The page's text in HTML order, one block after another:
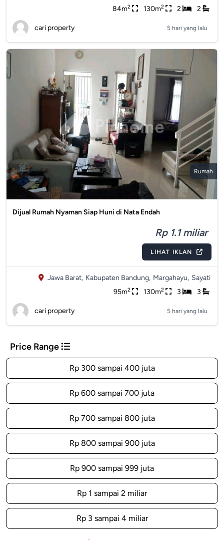
84m2 130m2 2 2
cari property 5 hari yang lalu
Rumah
Dijual Rumah Nyaman Siap Huni di Nata Endah
Rp 1.1 miliar
LIHAT IKLAN
Jawa Barat, Kabupaten Bandung, Margahayu, Sayati
95m2 130m2 3 3
cari property 5 hari yang lalu
Price Range
Rp 300 sampai 400 juta
Rp 600 sampai 700 juta
Rp 700 sampai 800 juta
Rp 800 sampai 900 juta
Rp 900 sampai 999 juta
Rp 1 sampai 2 miliar
Rp 3 sampai 4 miliar